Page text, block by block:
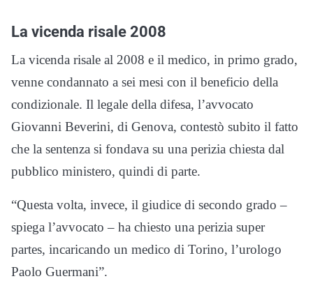
La vicenda risale 2008
La vicenda risale al 2008 e il medico, in primo grado,
venne condannato a sei mesi con il beneficio della
condizionale. Il legale della difesa, l’avvocato
Giovanni Beverini, di Genova, contestò subito il fatto
che la sentenza si fondava su una perizia chiesta dal
pubblico ministero, quindi di parte.
“Questa volta, invece, il giudice di secondo grado –
spiega l’avvocato – ha chiesto una perizia super
partes, incaricando un medico di Torino, l’urologo
Paolo Guermani”.